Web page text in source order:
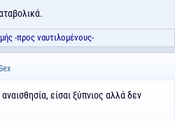
-προς ναυτιλομένους-
είσαι ξύπνιος αλλά δεν